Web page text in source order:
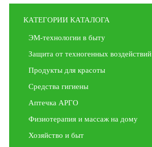
КАТЕГОРИИ КАТАЛОГА
ЭМ-технологии в быту
Защита от техногенных воздействий
Продукты для красоты
Средства гигиены
Аптечка АРГО
Физиотерапия и массаж на дому
Хозяйство и быт